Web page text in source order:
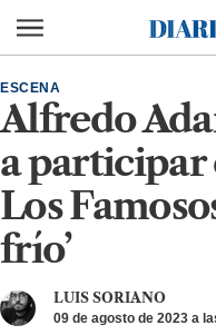
Diario de México
Alfredo
a participar
Los
frío’
ESCENA
LUIS SORIANO
09 de agosto de 2023 a